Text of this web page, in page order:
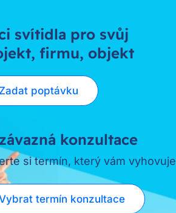
svítidla pro svůj
firmu, objekt
Zadat poptávku
konzultace
si termín, který vám vyhovuje
termín konzultace